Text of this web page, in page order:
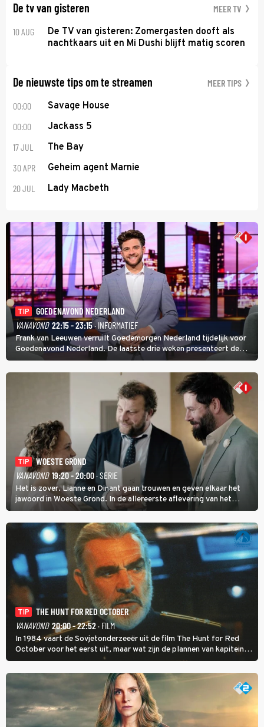
De tv van gisteren MEER TV
10 AUG
De TV van gisteren: Zomergasten dooft als
nachtkaars uit en Mi Dushi blijft matig scoren
De nieuwste tips om te streamen MEER TIPS
00:00 Savage House
00:00 Jackass 5
17 JUL The Bay
30 APR Geheim agent Marnie
20 JUL Lady Macbeth
TIP
GOEDENAVOND NEDERLAND
VANAVOND 22:15 - 23:15· INFORMATIEF
Frank van Leeuwen verruilt Goedemorgen Nederland tijdelijk voor
Goedenavond Nederland. De laatste drie weken presenteert de
journalist en De Slimste Mens-winnaar deze avondtalkshow om en
om met Sam Hagens, die er al vanaf het begin bij is.
TIP
WOESTE GROND
VANAVOND 19:20 - 20:00· SERIE
Het is zover. Lianne en Dinant gaan trouwen en geven elkaar het
jawoord in Woeste Grond. In de allereerste aflevering van het
eerste seizoen kwam Lianne vanuit de Randstad naar Twente. Daar
is ze inmiddels helemaal op haar plek.
TIP
THE HUNT FOR RED OCTOBER
VANAVOND 20:00 - 22:52· FILM
In 1984 vaart de Sovjetonderzeeër uit de film The Hunt for Red
October voor het eerst uit, maar wat zijn de plannen van kapitein
Marko Ramius?